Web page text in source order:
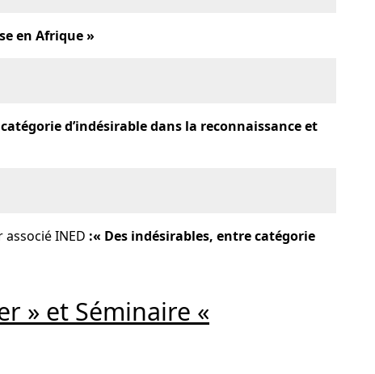
en Afrique »
d’indésirable dans la reconnaissance et
associé INED :« Des indésirables, entre catégorie
» et Séminaire «